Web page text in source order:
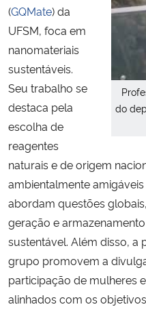
do
(GQMate) da
UFSM, foca em
nanomateriais
sustentáveis.
Seu trabalho se
destaca pela
escolha de
reagentes
naturais e de origem
ambientalmente
abordam questões
geração e
sustentável. Além disso, a
grupo promovem a
participação de mulheres
alinhados com os